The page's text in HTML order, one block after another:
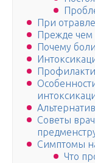
При
Прежде чем
Почему
Советы
Симптомы
Что